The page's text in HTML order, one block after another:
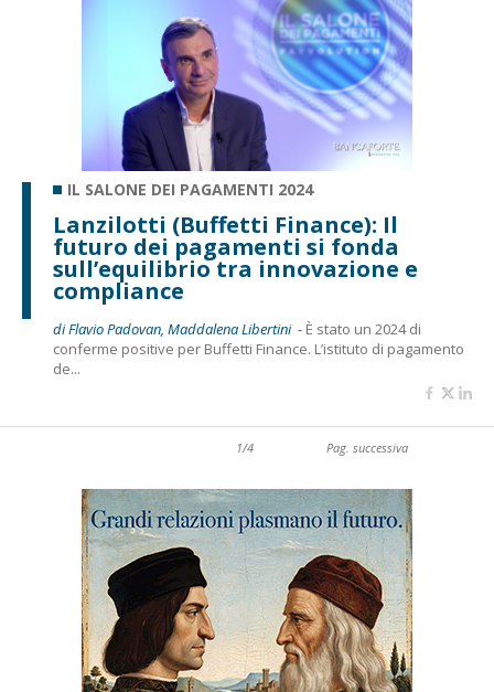
IL SALONE DEI PAGAMENTI 2024
Lanzilotti (Buffetti Finance): Il
futuro dei pagamenti si fonda
sull’equilibrio tra innovazione e
compliance
di Flavio Padovan, Maddalena Libertini - È stato un 2024 di
conferme positive per Buffetti Finance. L’istituto di pagamento
de...
1/4 Pag. successiva